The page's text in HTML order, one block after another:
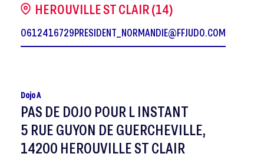
HEROUVILLE ST CLAIR (14)
0612416729PRESIDENT_NORMANDIE@FFJUDO.COM
Dojo A
PAS DE DOJO POUR L INSTANT
5 RUE GUYON DE GUERCHEVILLE,
14200 HEROUVILLE ST CLAIR